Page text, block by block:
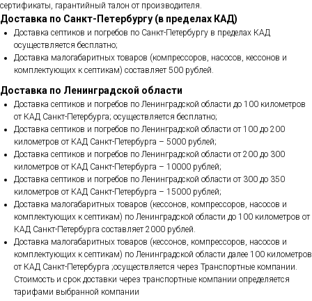
сертификаты, гарантийный талон от производителя.
Доставка по Санкт-Петербургу (в пределах КАД)
Доставка септиков и погребов по Санкт-Петербургу в пределах КАД
осуществляется бесплатно;
Доставка малогабаритных товаров (компрессоров, насосов, кессонов и
комплектующих к септикам) составляет 500 рублей.
Доставка по Ленинградской области
Доставка септиков и погребов по Ленинградской области до 100 километров
от КАД Санкт-Петербурга; осуществляется бесплатно;
Доставка септиков и погребов по Ленинградской области от 100 до 200
километров от КАД Санкт-Петербурга – 5000 рублей;
Доставка септиков и погребов по Ленинградской области от 200 до 300
километров от КАД Санкт-Петербурга – 10000 рублей;
Доставка септиков и погребов по Ленинградской области от 300 до 350
километров от КАД Санкт-Петербурга – 15000 рублей;
Доставка малогабаритных товаров (кессонов, компрессоров, насосов и
комплектующих к септикам) по Ленинградской области до 100 километров от
КАД Санкт-Петербурга составляет 2000 рублей.
Доставка малогабаритных товаров (кессонов, компрессоров, насосов и
комплектующих к септикам) по Ленинградской области далее 100 километров
от КАД Санкт-Петербурга ;осуществляется через Транспортные компании.
Стоимость и срок доставки через транспортные компании определяется
тарифами выбранной компании